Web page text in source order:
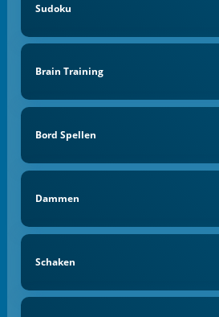
Sudoku
Brain Training
Bord Spellen
Dammen
Schaken